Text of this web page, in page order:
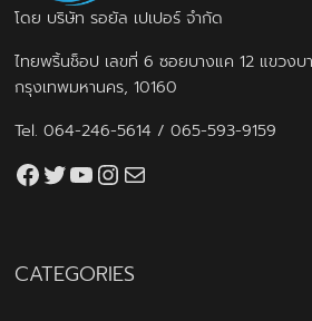
โดย บริษัท รอยัล เปเปอร์ จำกัด
ไทยพริ้นช็อป เลขที่ 6 ซอยบางแค 12 แขวงบ
กรุงเทพมหานคร, 10160
Tel.064-246-5614 /065-593-9159
Facebook
Twitter
YouTube
Instagram
CATEGORIES